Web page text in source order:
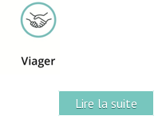
Lire la suite